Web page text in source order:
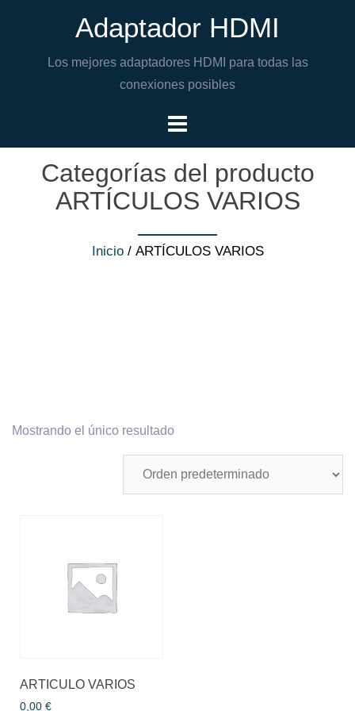
Adaptador HDMI
Los mejores adaptadores HDMI para todas las
conexiones posibles
Categorías del producto
ARTÍCULOS VARIOS
Inicio/ ARTÍCULOS VARIOS
Mostrando el único resultado
ARTICULO VARIOS
0,00 €